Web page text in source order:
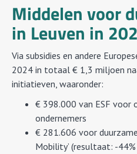
Middelen voor
in Leuven in
Via subsidies en andere
2024 in totaal € 1,3 miljoen
initiatieven, waaronder:
€ 398.000 van ESF voor
ondernemers
€ 281.606 voor
Mobility’ (resultaat: -